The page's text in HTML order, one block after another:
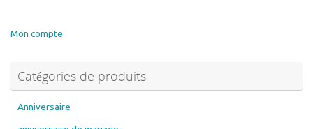
Mon compte
Catégories de produits
Anniversaire